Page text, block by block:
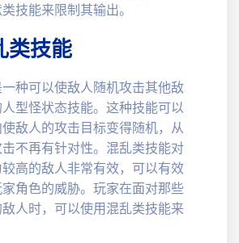
技能来限制其输出。
类技能
种可以使敌人随机攻击其他敌
人型怪状态技能。这种技能可以
敌人的攻击目标变得随机，从
不再有针对性。混乱类技能对
高的敌人非常有效，可以有效
角色的威胁。玩家在面对那些
人时，可以使用混乱类技能来